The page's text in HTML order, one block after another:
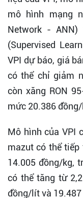
mô hình mạng
Network -
(Supervised
VPI dự báo, giá
có thể chỉ giảm
còn xăng RON
mức 20.386
Mô hình của VPI
mazut có thể tiếp
14.005 đồng/kg,
có thể tăng từ
đồng/lít và